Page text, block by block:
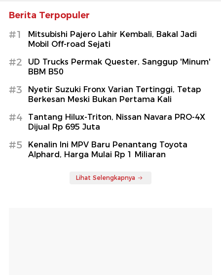
Berita Terpopuler
#1
Mitsubishi Pajero Lahir Kembali, Bakal Jadi
Mobil Off-road Sejati
#2
UD Trucks Permak Quester, Sanggup 'Minum'
BBM B50
#3
Nyetir Suzuki Fronx Varian Tertinggi, Tetap
Berkesan Meski Bukan Pertama Kali
#4
Tantang Hilux-Triton, Nissan Navara PRO-4X
Dijual Rp 695 Juta
#5
Kenalin Ini MPV Baru Penantang Toyota
Alphard, Harga Mulai Rp 1 Miliaran
Lihat Selengkapnya